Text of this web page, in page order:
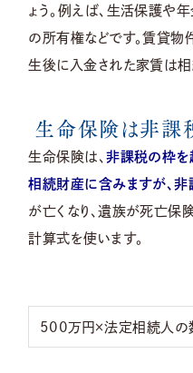
ょう。例えば、生活保護や
の所有権などです。賃貸物
生後に入金された家賃は
生命保険は非課
生命保険は、非課税の枠を
相続財産に含みますが、
が亡くなり、遺族が死亡保
計算式を使います。
500万円×法定相続人の